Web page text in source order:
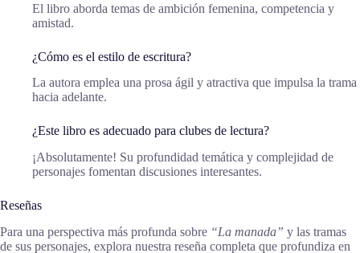
El libro aborda temas de ambición femenina, competencia y
amistad.
¿Cómo es el estilo de escritura?
La autora emplea una prosa ágil y atractiva que impulsa la trama
hacia adelante.
¿Este libro es adecuado para clubes de lectura?
¡Absolutamente! Su profundidad temática y complejidad de
personajes fomentan discusiones interesantes.
Reseñas
Para una perspectiva más profunda sobre “La manada” y las tramas
de sus personajes, explora nuestra reseña completa que profundiza en